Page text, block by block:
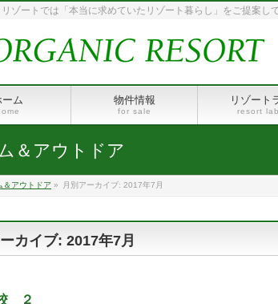
ゾートでは「本当に求めていたリゾート暮らし」をご提案し
ーム 物件情報
for sale
リゾート
resort
＆アウトドア
＆アウトドア » 月別アーカイブ: 2017年7月
カイブ: 2017年7月
２